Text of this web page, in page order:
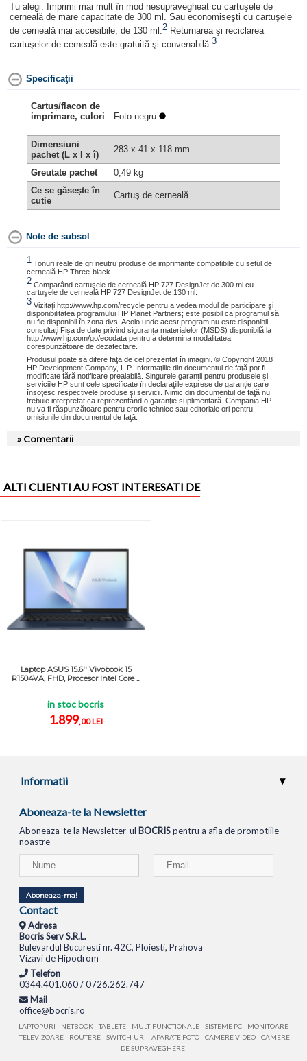
Tu alegi. Imprimi mai mult în mod nesupravegheat cu cartuşele de
cerneală de mare capacitate de 300 ml. Sau economiseşti cu cartuşele
de cerneală mai accesibile, de 130 ml.2Returnarea şi reciclarea
cartuşelor de cerneală este gratuită şi convenabilă.3
Specificaţii
Cartuș/flacon de
imprimare, culori
Foto negru
Dimensiuni
pachet (L x I x î)
283 x 41 x 118 mm
Greutate pachet
0,49 kg
Ce se găseşte în
cutie
Cartuş de cerneală
Note de subsol
1 Tonuri reale de gri neutru produse de imprimante compatibile cu setul de
cerneală HP Three-black.
2 Comparând cartuşele de cerneală HP 727 DesignJet de 300 ml cu
cartuşele de cerneală HP 727 DesignJet de 130 ml.
3 Vizitaţi http://www.hp.com/recycle pentru a vedea modul de participare şi
disponibilitatea programului HP Planet Partners; este posibil ca programul să
nu fie disponibil în zona dvs. Acolo unde acest program nu este disponibil,
consultaţi Fişa de date privind siguranţa materialelor (MSDS) disponibilă la
http://www.hp.com/go/ecodata pentru a determina modalitatea
corespunzătoare de dezafectare.
Produsul poate să difere faţă de cel prezentat în imagini. © Copyright 2018
HP Development Company, L.P. Informaţiile din documentul de faţă pot fi
modificate fără notificare prealabilă. Singurele garanţii pentru produsele şi
serviciile HP sunt cele specificate în declaraţiile exprese de garanţie care
însoţesc respectivele produse şi servicii. Nimic din documentul de faţă nu
trebuie interpretat ca reprezentând o garanţie suplimentară. Compania HP
nu va fi răspunzătoare pentru erorile tehnice sau editoriale ori pentru
omisiunile din documentul de faţă.
» Comentarii
ALTI CLIENTI AU FOST INTERESATI DE
Laptop ASUS 15.6'' Vivobook 15
R1504VA, FHD, Procesor Intel Core ...
in stoc bocris
1.899,00 LEI
Informatii
Aboneaza-te la Newsletter
Aboneaza-te la Newsletter-ul BOCRISpentru a afla de promotiile
noastre
Aboneaza-ma!
Contact
Adresa
Bocris Serv S.R.L.
Bulevardul Bucuresti nr. 42C, Ploiesti, Prahova
Vizavi de Hipodrom
Telefon
0344.401.060 / 0726.262.747
Mail
office@bocris.ro
LAPTOPURI NETBOOK TABLETE MULTIFUNCTIONALE SISTEME PC
MONITOARE
TELEVIZOARE
ROUTERE SWITCH-URI APARATE FOTO CAMERE VIDEO
CAMERE
DE SUPRAVEGHERE